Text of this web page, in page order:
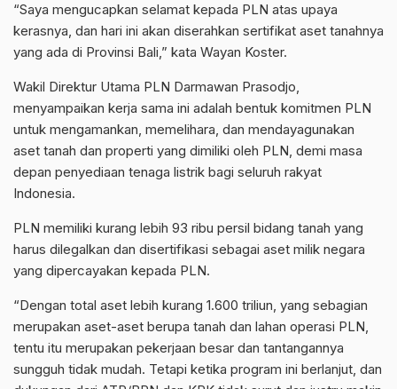
“Saya mengucapkan selamat kepada PLN atas upaya
kerasnya, dan hari ini akan diserahkan sertifikat aset tanahnya
yang ada di Provinsi Bali,” kata Wayan Koster.
Wakil Direktur Utama PLN Darmawan Prasodjo,
menyampaikan kerja sama ini adalah bentuk komitmen PLN
untuk mengamankan, memelihara, dan mendayagunakan
aset tanah dan properti yang dimiliki oleh PLN, demi masa
depan penyediaan tenaga listrik bagi seluruh rakyat
Indonesia.
PLN memiliki kurang lebih 93 ribu persil bidang tanah yang
harus dilegalkan dan disertifikasi sebagai aset milik negara
yang dipercayakan kepada PLN.
“Dengan total aset lebih kurang 1.600 triliun, yang sebagian
merupakan aset-aset berupa tanah dan lahan operasi PLN,
tentu itu merupakan pekerjaan besar dan tantangannya
sungguh tidak mudah. Tetapi ketika program ini berlanjut, dan